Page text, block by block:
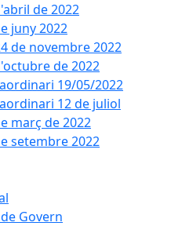
de 2022
juny 2022
de novembre 2022
de 2022
19/05/2022
12 de juliol
març de 2022
setembre 2022
Govern